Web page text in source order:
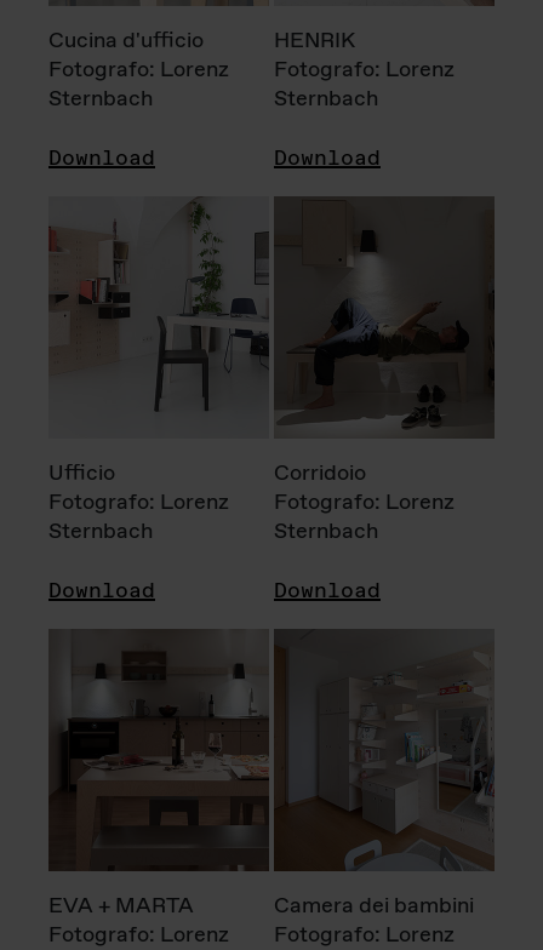
Cucina d'ufficio
Fotografo: Lorenz
Sternbach
Download
HENRIK
Fotografo: Lorenz
Sternbach
Download
Ufficio
Fotografo: Lorenz
Sternbach
Download
Corridoio
Fotografo: Lorenz
Sternbach
Download
EVA + MARTA
Fotografo: Lorenz
Camera dei bambini
Fotografo: Lorenz